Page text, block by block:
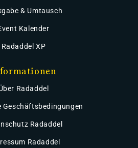
& Umtausch
Kalender
Radaddel XP
Radaddel
Geschäftsbedingungen
Radaddel
Radaddel